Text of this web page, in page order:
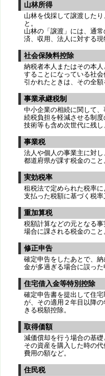
山林所得
山林を伐採して譲渡した
と。
山林の「譲渡」には、通
済、収用、法人に対する現
社会保険料控除
納税者本人またはその本
することになっている社
引かれたときは、その全
事業承継税制
中小企業の相続に関して
続税負担を軽減させる制
技術等も含め次世代に残し
事業税
法人や個人の事業主に対
都道府県が課す税金のこと
実効税率
租税法で定められた税率
支払った税額に基づく税率
重加算税
税額計算などの元となる
場合に課される税金のこと
修正申告
確定申告をしたあとで、
金が多過ぎる場合に誤った
住宅借入金等特別控除
確定申告書を提出して住
が、その適用２年目以降
きる税額控除。
取得価額
減価償却を行う場合の基礎
その資産を購入した時の
費用の額など。
住民税